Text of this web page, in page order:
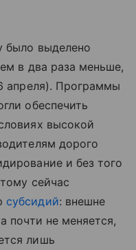
было выделено
в два раза меньше,
апреля). Программы
обеспечить
высокой
дорого
и без того
сейчас
субсидий: внешне
почти не меняется,
лишь